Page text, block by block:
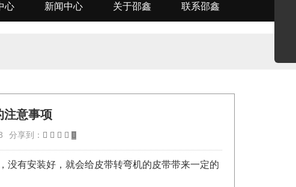
心 新闻中心 关于邵鑫 联系邵鑫
注意事项
分享到：
有安装好，就会给皮带转弯机的皮带带来一定的